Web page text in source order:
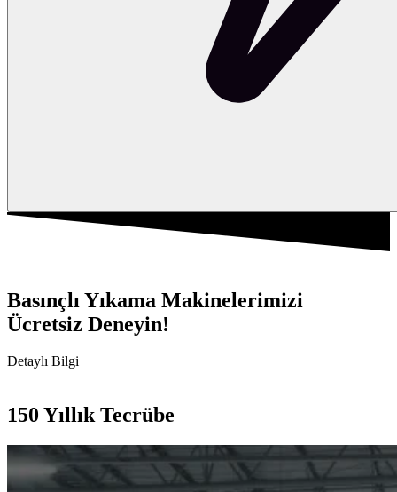
Basınçlı Yıkama Makinelerimizi
Ücretsiz Deneyin!
Detaylı Bilgi
150 Yıllık Tecrübe